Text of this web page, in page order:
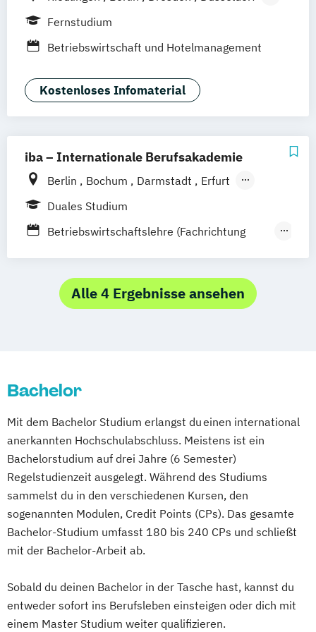
Hamburg
Mannheim Wertheim
Wien
Frankfurt am Main Hamm
Fernstudium
Betriebswirtschaft und Hotelmanagement
Kostenloses Infomaterial
iba – Internationale Berufsakademie
Berlin Bochum Darmstadt
Erfurt
Hamburg
Heidelberg
Online-Campus
Duales Studium
Betriebswirtschaftslehre (Fachrichtung
Hotel- und Tourismusmanagement)
Alle 4 Ergebnisse ansehen
Bachelor
Mit dem Bachelor Studium erlangst du einen international
anerkannten Hochschulabschluss. Meistens ist ein
Bachelorstudium auf drei Jahre (6 Semester)
Regelstudienzeit ausgelegt. Während des Studiums
sammelst du in den verschiedenen Kursen, den
sogenannten Modulen, Credit Points (CPs). Das gesamte
Bachelor-Studium umfasst 180 bis 240 CPs und schließt
mit der Bachelor-Arbeit ab.
Sobald du deinen Bachelor in der Tasche hast, kannst du
entweder sofort ins Berufsleben einsteigen oder dich mit
einem Master Studium weiter qualifizieren.